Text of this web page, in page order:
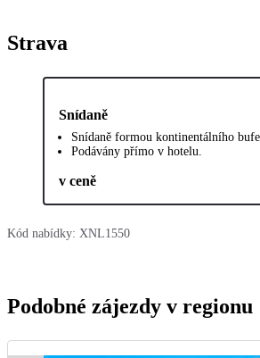
Strava
Snídaně
Snídaně formou kontinentálního
Podávány přímo v hotelu.
v ceně
Kód nabídky: XNL1550
Podobné zájezdy v regionu